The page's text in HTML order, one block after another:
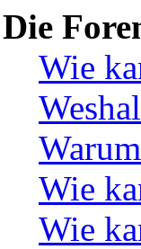
Die
Wie
Wie
Wie